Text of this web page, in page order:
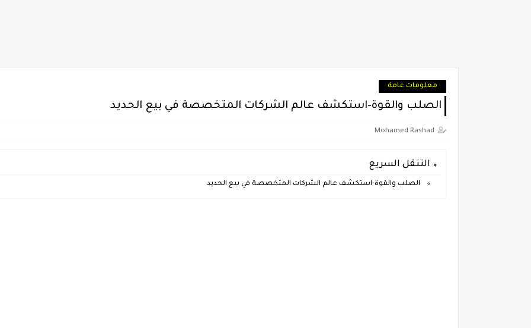
معلومات عامة
الصلب والقوة-استكشف عالم الشركات المتخصصة في بيع الحديد
Mohamed Rashad
التنقل السريع
الصلب والقوة-استكشف عالم الشركات المتخصصة في بيع الحديد